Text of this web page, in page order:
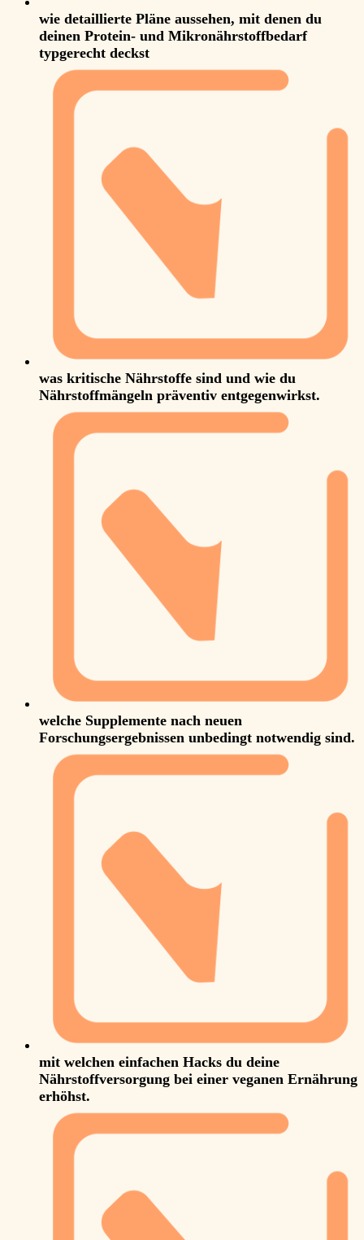
wie detaillierte Pläne aussehen, mit denen du
deinen Protein- und Mikronährstoffbedarf
typgerecht deckst
was kritische Nährstoffe sind und wie du
Nährstoffmängeln präventiv entgegenwirkst.
welche Supplemente nach neuen
Forschungsergebnissen unbedingt notwendig sind.
mit welchen einfachen Hacks du deine
Nährstoffversorgung bei einer veganen Ernährung
erhöhst.